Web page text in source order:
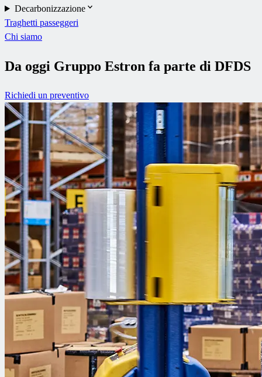
Decarbonizzazione
Traghetti passeggeri
Chi siamo
Da oggi Gruppo Estron fa parte di DFDS
Richiedi un preventivo